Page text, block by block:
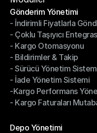
Gönderim Yönetimi
Gönderim Yönetimi
- İndirimli Fiyatlarla
- İndirimli Fiyatlarla
- Çoklu Taşıyıcı
- Çoklu Taşıyıcı
- Kargo Otomasyonu
- Kargo Otomasyonu
- Bildirimler & Takip
- Bildirimler & Takip
- Sürücü Yönetim
- Sürücü Yönetim Sistemi
- İade Yönetim Sistemi
- İade Yönetim Sistemi
-Kargo Performans
-Kargo Performans
- Kargo Faturaları
Depo Yönetimi